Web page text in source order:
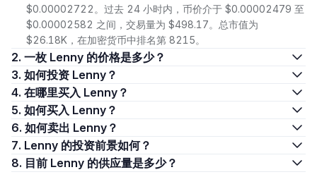
$0.00002722。过去 24 小时内，币价介于 $0.00002479 至
$0.00002582 之间，交易量为 $498.17。总市值为
$26.18K，在加密货币中排名第 8215。
2. 一枚 Lenny 的价格是多少？
3. 如何投资 Lenny？
4. 在哪里买入 Lenny？
5. 如何买入 Lenny？
6. 如何卖出 Lenny？
7. Lenny 的投资前景如何？
8. 目前 Lenny 的供应量是多少？